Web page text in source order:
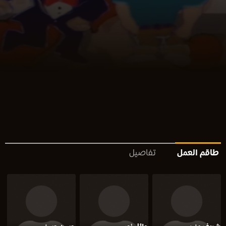
طاقم العمل تفاصيل